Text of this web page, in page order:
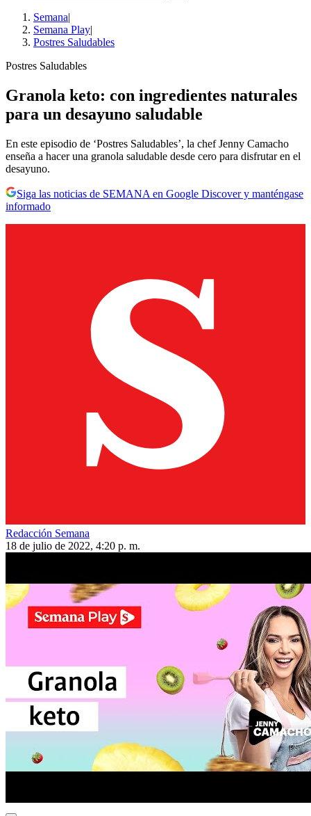
Semana|
Semana Play|
Postres Saludables
Postres Saludables
Granola keto: con ingredientes naturales
para un desayuno saludable
En este episodio de ‘Postres Saludables’, la chef Jenny Camacho
enseña a hacer una granola saludable desde cero para disfrutar en el
desayuno.
Siga las noticias de SEMANA en Google Discover y manténgase
informado
Redacción Semana
18 de julio de 2022, 4:20 p. m.